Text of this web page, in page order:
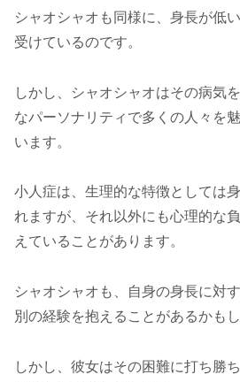
シャオシャオも同様に、身長が低
受けているのです。
しかし、シャオシャオはその病気
なパーソナリティで多くの人々を
います。
小人症は、生理的な特徴としては
れますが、それ以外にも心理的な
えていることがあります。
シャオシャオも、自身の身長に対
別の経験を抱えることがあるかもし
しかし、彼女はその困難に打ち勝